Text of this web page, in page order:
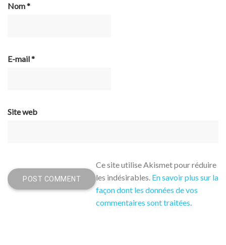
Nom*
E-mail*
Site web
Ce site utilise Akismet pour réduire
les indésirables. En savoir plus sur la
façon dont les données de vos
commentaires sont traitées